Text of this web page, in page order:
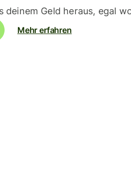
deinem Geld heraus, egal
Mehr erfahren